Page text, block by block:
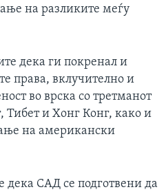
на разликите меѓу
дека ги покренал и
права, вклучително и
во врска со третманот
Тибет и Хонг Конг, како и
на американски
дека САД се подготвени да